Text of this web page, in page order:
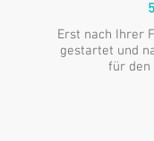
Erst nach Ihrer
gestartet und
für den